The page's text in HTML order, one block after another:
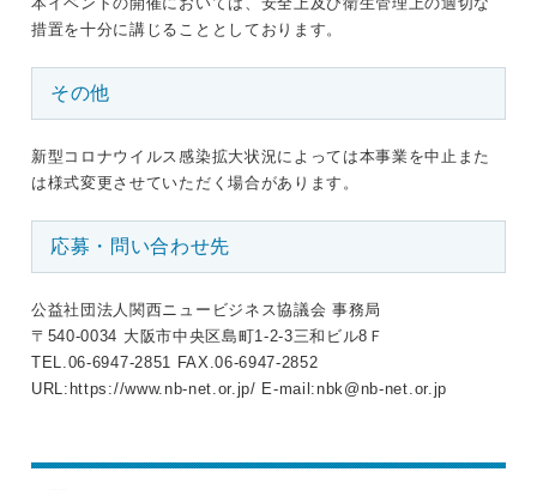
措置を十分に講じることとしております。
その他
新型コロナウイルス感染拡大状況によっては本事業を中止また
は様式変更させていただく場合があります。
応募・問い合わせ先
公益社団法人関西ニュービジネス協議会 事務局
〒540-0034 大阪市中央区島町1-2-3三和ビル8Ｆ
TEL.06-6947-2851 FAX.06-6947-2852
URL: https://www.nb-net.or.jp/ E-mail:nbk@nb-net.or.jp